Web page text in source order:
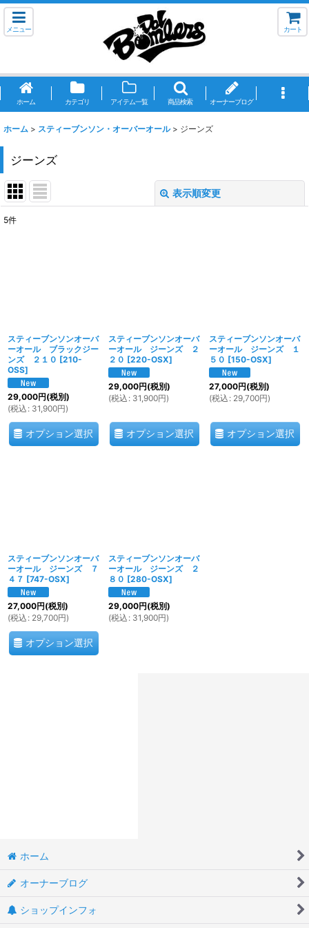
メニュー カート
ホーム カテゴリ アイテム一覧 商品検索 オーナーブログ
ホーム > スティーブンソン・オーバーオール > ジーンズ
ジーンズ
表示順変更
5件
スティーブンソンオーバ
ーオール ブラックジー
ンズ ２１０ [210-
OSS]
29,000円(税別)
(税込 : 31,900円)
オプション選択
スティーブンソンオーバ
ーオール ジーンズ ２
２０ [220-OSX]
29,000円(税別)
(税込 : 31,900円)
オプション選択
スティーブンソンオーバ
ーオール ジーンズ １
５０ [150-OSX]
27,000円(税別)
(税込 : 29,700円)
オプション選択
スティーブンソンオーバ
ーオール ジーンズ ７
４７ [747-OSX]
27,000円(税別)
(税込 : 29,700円)
オプション選択
スティーブンソンオーバ
ーオール ジーンズ ２
８０ [280-OSX]
29,000円(税別)
(税込 : 31,900円)
ホーム
オーナーブログ
ショップインフォ